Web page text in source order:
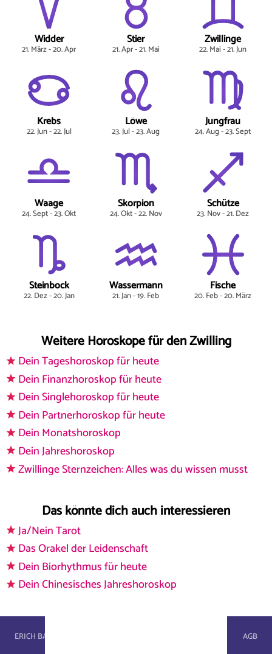
Widder
21. März - 20. Apr
Stier
21. Apr - 21. Mai
Zwillinge
22. Mai - 21. Jun
Krebs
22. Jun - 22. Jul
Löwe
23. Jul - 23. Aug
Jungfrau
24. Aug - 23. Sept
Waage
24. Sept - 23. Okt
Skorpion
24. Okt - 22. Nov
Schütze
23. Nov - 21. Dez
Steinbock
22. Dez - 20. Jan
Wassermann
21. Jan - 19. Feb
Fische
20. Feb - 20. März
Weitere Horoskope für den Zwilling
Dein Tageshoroskop für heute
Dein Finanzhoroskop für heute
Dein Singlehoroskop für heute
Dein Partnerhoroskop für heute
Dein Monatshoroskop
Dein Jahreshoroskop
Zwillinge Sternzeichen: Alles was du wissen musst
Das könnte dich auch interessieren
Ja/Nein Tarot
Das Orakel der Leidenschaft
Dein Biorhythmus für heute
Dein Chinesisches Jahreshoroskop
ERICH BAUER
AGB